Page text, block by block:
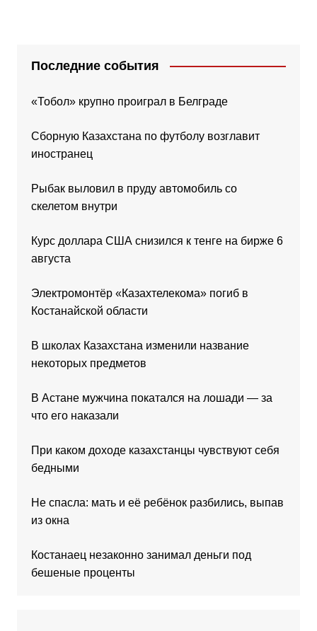
Последние события
«Тобол» крупно проиграл в Белграде
Сборную Казахстана по футболу возглавит
иностранец
Рыбак выловил в пруду автомобиль со
скелетом внутри
Курс доллара США снизился к тенге на бирже 6
августа
Электромонтёр «Казахтелекома» погиб в
Костанайской области
В школах Казахстана изменили название
некоторых предметов
В Астане мужчина покатался на лошади — за
что его наказали
При каком доходе казахстанцы чувствуют себя
бедными
Не спасла: мать и её ребёнок разбились, выпав
из окна
Костанаец незаконно занимал деньги под
бешеные проценты